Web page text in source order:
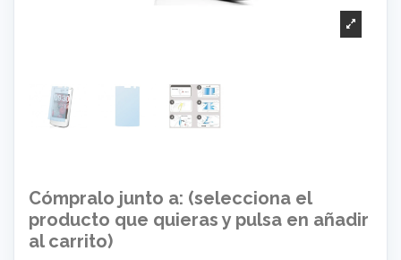
Cómpralo junto a: (selecciona el
producto que quieras y pulsa en añadir
al carrito)